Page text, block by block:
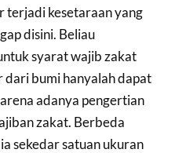
terjadi kesetaraan yang
disini. Beliau
syarat wajib zakat
dari bumi hanyalah dapat
adanya pengertian
zakat. Berbeda
sekedar satuan ukuran